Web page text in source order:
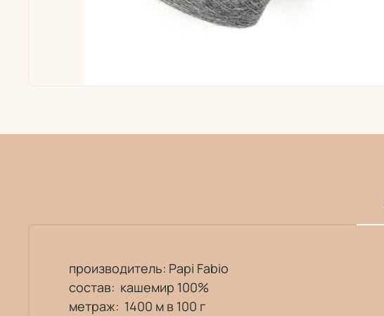
производитель: Papi Fabio
состав: кашемир 100%
метраж: 1400 м в 100 г